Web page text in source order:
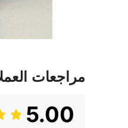
مراجعات
5.00